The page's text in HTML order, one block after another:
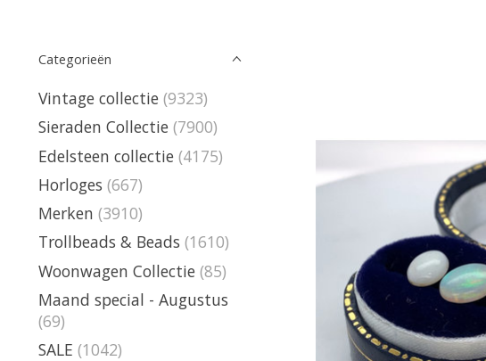
Categorieën
Vintage collectie (9323)
Sieraden Collectie (7900)
Edelsteen collectie (4175)
Horloges (667)
Merken (3910)
Trollbeads & Beads (1610)
Woonwagen Collectie (85)
Maand special - Augustus
(69)
SALE (1042)